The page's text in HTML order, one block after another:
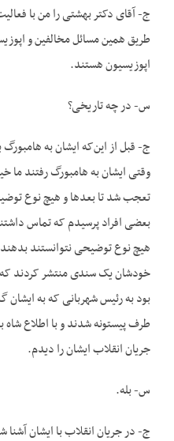
ج- آقای دکتر بهشتی را من با
طریق همین مسائل مخالفین و
اپوزیسیون هستند.
س- در چه تاریخی؟
ج- قبل از این‌که ایشان به
وقتی ایشان به هامبورگ رفتند ما
تعجب شد تا بعدها و هیچ نوع
بعضی افراد پرسیدم که تماس
هیچ نوع توضیحی نتوانستند
خودشان یک سندی منتشر کردند
بود به رئیس شهربانی که به ایشان
طرف پیستونه شدند و با اطلاع
جریان انقلاب ایشان را دیدم.
س- بله.